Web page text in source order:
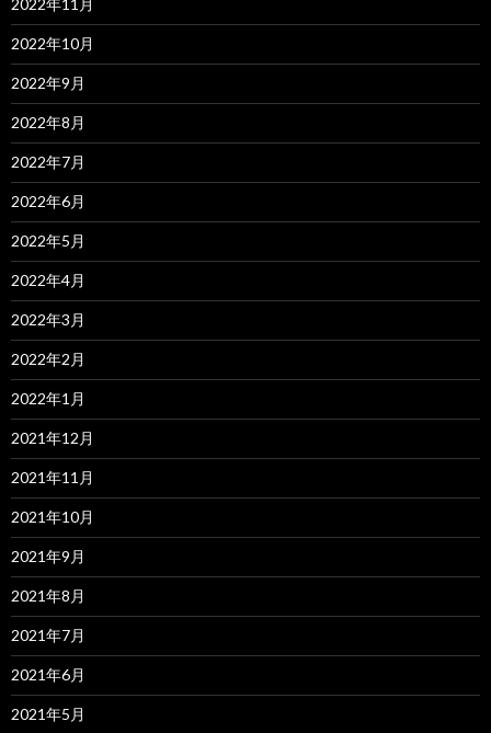
2022年11月
2022年10月
2022年9月
2022年8月
2022年7月
2022年6月
2022年5月
2022年4月
2022年3月
2022年2月
2022年1月
2021年12月
2021年11月
2021年10月
2021年9月
2021年8月
2021年7月
2021年6月
2021年5月